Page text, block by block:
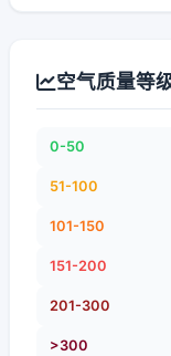
空气质量等
0-50
51-100
101-150
151-200
201-300
>300